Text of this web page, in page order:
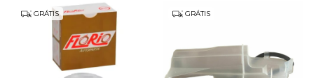
GRÁTIS GRÁTIS